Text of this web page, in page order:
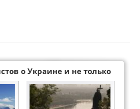
о Украине и не только